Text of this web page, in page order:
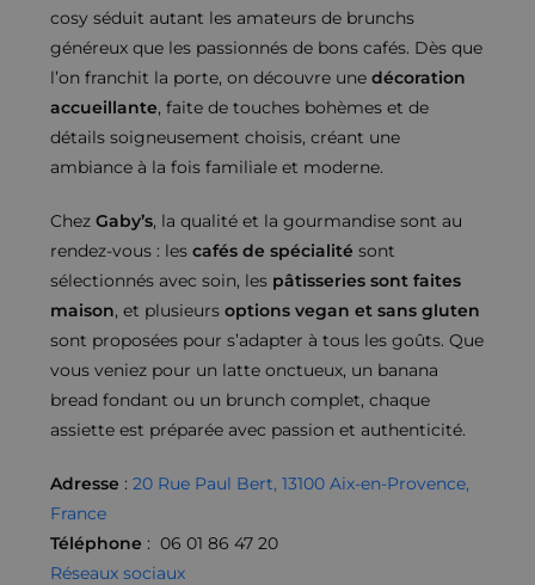
cosy séduit autant les amateurs de brunchs
généreux que les passionnés de bons cafés. Dès que
l’on franchit la porte, on découvre unedécoration
accueillante, faite de touches bohèmes et de
détails soigneusement choisis, créant une
ambiance à la fois familiale et moderne.
ChezGaby’s, la qualité et la gourmandise sont au
rendez-vous : lescafés de spécialité sont
sélectionnés avec soin, les pâtisseries sont faites
maison, et plusieursoptions vegan et sans gluten
sont proposées pour s’adapter à tous les goûts. Que
vous veniez pour un latte onctueux, un banana
bread fondant ou un brunch complet, chaque
assiette est préparée avec passion et authenticité.
Adresse :20 Rue Paul Bert, 13100 Aix-en-Provence,
France
Téléphone : 06 01 86 47 20
Réseaux sociaux